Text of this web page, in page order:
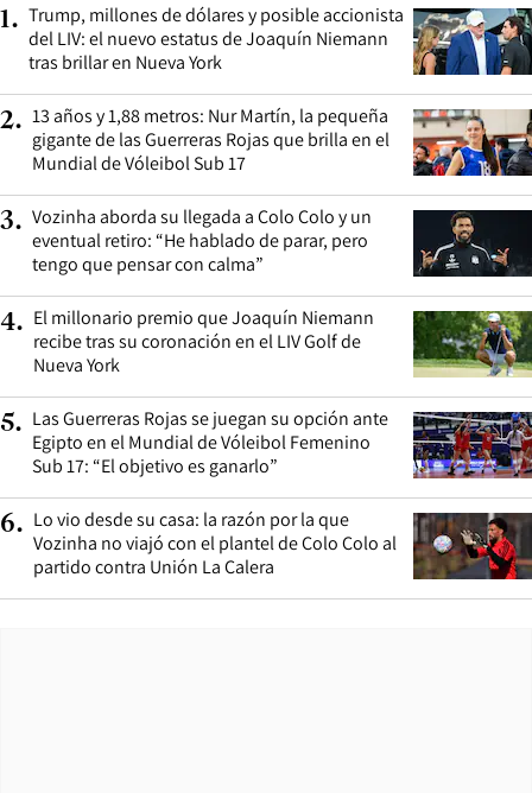
1. Trump, millones de dólares y posible accionista
del LIV: el nuevo estatus de Joaquín Niemann
tras brillar en Nueva York
2. 13 años y 1,88 metros: Nur Martín, la pequeña
gigante de las Guerreras Rojas que brilla en el
Mundial de Vóleibol Sub 17
3. Vozinha aborda su llegada a Colo Colo y un
eventual retiro: “He hablado de parar, pero
tengo que pensar con calma”
4. El millonario premio que Joaquín Niemann
recibe tras su coronación en el LIV Golf de
Nueva York
5. Las Guerreras Rojas se juegan su opción ante
Egipto en el Mundial de Vóleibol Femenino
Sub 17: “El objetivo es ganarlo”
6. Lo vio desde su casa: la razón por la que
Vozinha no viajó con el plantel de Colo Colo al
partido contra Unión La Calera